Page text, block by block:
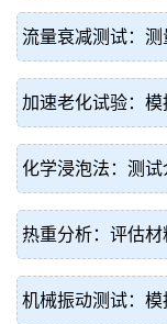
流量衰减测试：
加速老化试验：
化学浸泡法：测
热重分析：评估
机械振动测试：